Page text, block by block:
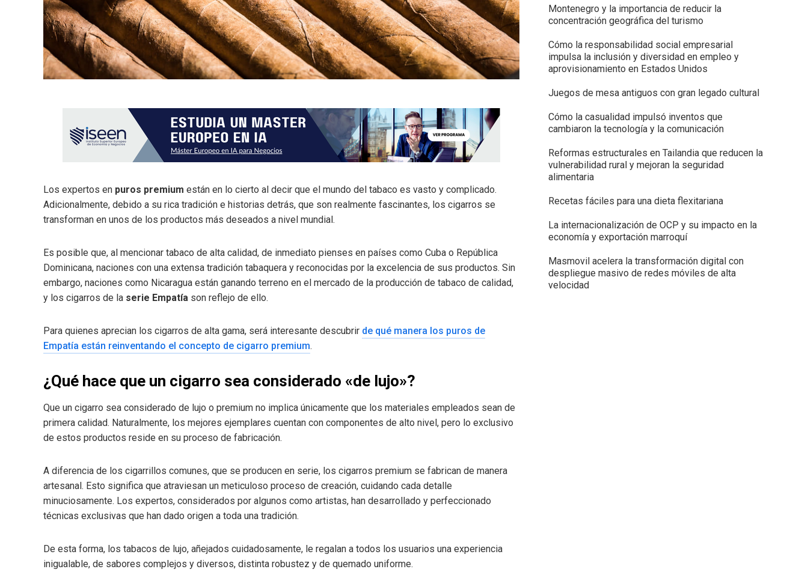
Los expertos en puros premium están en lo cierto al decir que el mundo del tabaco es vasto y complicado.
Adicionalmente, debido a su rica tradición e historias detrás, que son realmente fascinantes, los cigarros se
transforman en unos de los productos más deseados a nivel mundial.
Es posible que, al mencionar tabaco de alta calidad, de inmediato pienses en países como Cuba o República
Dominicana, naciones con una extensa tradición tabaquera y reconocidas por la excelencia de sus productos. Sin
embargo, naciones como Nicaragua están ganando terreno en el mercado de la producción de tabaco de calidad,
y los cigarros de la serie Empatía son reflejo de ello.
Para quienes aprecian los cigarros de alta gama, será interesante descubrir de qué manera los puros de
Empatía están reinventando el concepto de cigarro premium.
¿Qué hace que un cigarro sea considerado «de lujo»?
Que un cigarro sea considerado de lujo o premium no implica únicamente que los materiales empleados sean de
primera calidad. Naturalmente, los mejores ejemplares cuentan con componentes de alto nivel, pero lo exclusivo
de estos productos reside en su proceso de fabricación.
A diferencia de los cigarrillos comunes, que se producen en serie, los cigarros premium se fabrican de manera
artesanal. Esto significa que atraviesan un meticuloso proceso de creación, cuidando cada detalle
minuciosamente. Los expertos, considerados por algunos como artistas, han desarrollado y perfeccionado
técnicas exclusivas que han dado origen a toda una tradición.
De esta forma, los tabacos de lujo, añejados cuidadosamente, le regalan a todos los usuarios una experiencia
inigualable, de sabores complejos y diversos, distinta robustez y de quemado uniforme.
Montenegro y la importancia de reducir la
concentración geográfica del turismo
Cómo la responsabilidad social empresarial
impulsa la inclusión y diversidad en empleo y
aprovisionamiento en Estados Unidos
Juegos de mesa antiguos con gran legado cultural
Cómo la casualidad impulsó inventos que
cambiaron la tecnología y la comunicación
Reformas estructurales en Tailandia que reducen la
vulnerabilidad rural y mejoran la seguridad
alimentaria
Recetas fáciles para una dieta flexitariana
La internacionalización de OCP y su impacto en la
economía y exportación marroquí
Masmovil acelera la transformación digital con
despliegue masivo de redes móviles de alta
velocidad